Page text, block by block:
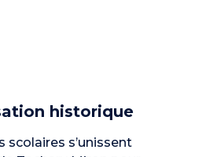
historique
scolaires s’unissent